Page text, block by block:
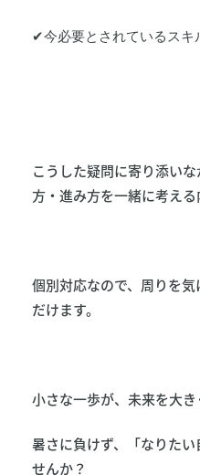
✔今必要とされているスキ
こうした疑問に寄り添い
方・進み方を一緒に考える
個別対応なので、周りを
だけます。
小さな一歩が、未来を大き
暑さに負けず、「なりた
せんか？